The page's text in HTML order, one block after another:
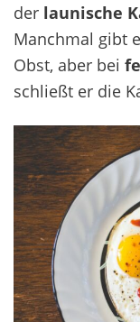
der launische
Manchmal gibt
Obst, aber bei
schließt er die